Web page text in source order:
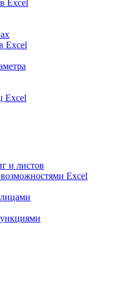
Excel
Excel
Excel
и листов
Excel